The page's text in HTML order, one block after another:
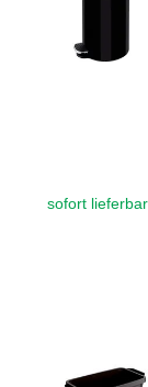
sofort lieferbar